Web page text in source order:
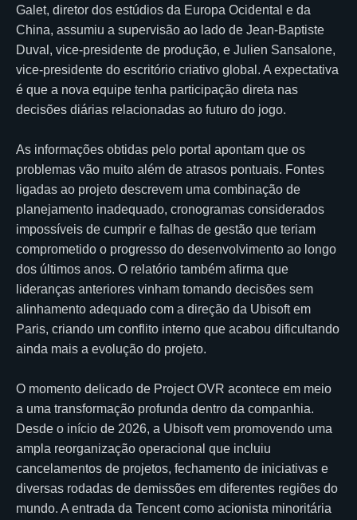
Galet, diretor dos estúdios da Europa Ocidental e da
China, assumiu a supervisão ao lado de Jean-Baptiste
Duval, vice-presidente de produção, e Julien Sansalone,
vice-presidente do escritório criativo global. A expectativa
é que a nova equipe tenha participação direta nas
decisões diárias relacionadas ao futuro do jogo.
As informações obtidas pelo portal apontam que os
problemas vão muito além de atrasos pontuais. Fontes
ligadas ao projeto descrevem uma combinação de
planejamento inadequado, cronogramas considerados
impossíveis de cumprir e falhas de gestão que teriam
comprometido o progresso do desenvolvimento ao longo
dos últimos anos. O relatório também afirma que
lideranças anteriores vinham tomando decisões sem
alinhamento adequado com a direção da Ubisoft em
Paris, criando um conflito interno que acabou dificultando
ainda mais a evolução do projeto.
O momento delicado de Project OVR acontece em meio
a uma transformação profunda dentro da companhia.
Desde o início de 2026, a Ubisoft vem promovendo uma
ampla reorganização operacional que incluiu
cancelamentos de projetos, fechamento de iniciativas e
diversas rodadas de demissões em diferentes regiões do
mundo. A entrada da Tencent como acionista minoritária